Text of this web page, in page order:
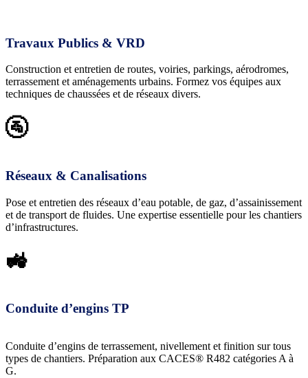
Travaux Publics & VRD
Construction et entretien de routes, voiries, parkings, aérodromes,
terrassement et aménagements urbains. Formez vos équipes aux
techniques de chaussées et de réseaux divers.
🚰
Réseaux & Canalisations
Pose et entretien des réseaux d’eau potable, de gaz, d’assainissement
et de transport de fluides. Une expertise essentielle pour les chantiers
d’infrastructures.
🚜
Conduite d’engins TP
Conduite d’engins de terrassement, nivellement et finition sur tous
types de chantiers. Préparation aux CACES® R482 catégories A à
G.